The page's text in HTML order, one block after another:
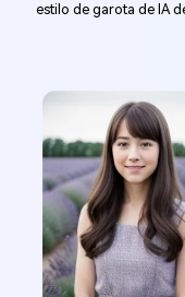
estilo de garota de IA